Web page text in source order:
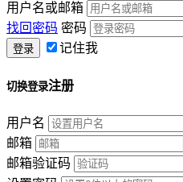
用户名或邮箱
找回密码 密码
记住我
切换登录注册
用户名
邮箱
邮箱验证码